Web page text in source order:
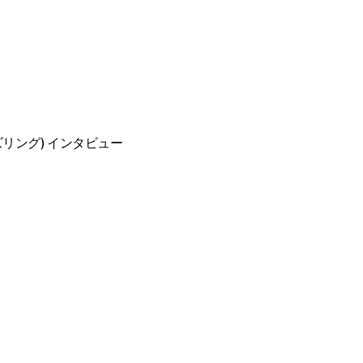
ング) インタビュー